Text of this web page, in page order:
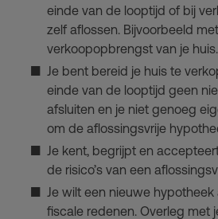
einde van de looptijd of bij
zelf aflossen. Bijvoorbeeld
verkoopopbrengst van je huis.
Je bent bereid je huis te
einde van de looptijd geen
afsluiten en je niet genoeg
om de aflossingsvrije
Je kent, begrijpt en
de risico’s van een
Je wilt een nieuwe
fiscale redenen. Overleg met